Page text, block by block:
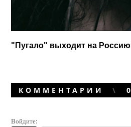
"Пугало" выходит на Россию
КОММЕНТАРИИ 0
Войдите: